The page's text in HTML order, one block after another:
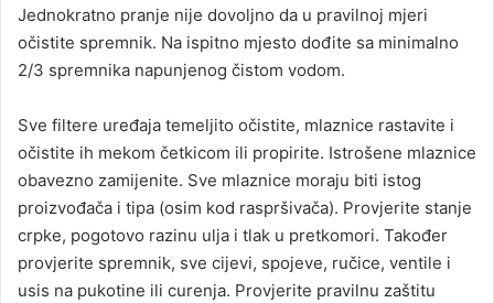
Jednokratno pranje nije dovoljno da u pravilnoj mjeri
očistite spremnik. Na ispitno mjesto dođite sa minimalno
2/3 spremnika napunjenog čistom vodom.
Sve filtere uređaja temeljito očistite, mlaznice rastavite i
očistite ih mekom četkicom ili propirite. Istrošene mlaznice
obavezno zamijenite. Sve mlaznice moraju biti istog
proizvođača i tipa (osim kod raspršivača). Provjerite stanje
crpke, pogotovo razinu ulja i tlak u pretkomori. Također
provjerite spremnik, sve cijevi, spojeve, ručice, ventile i
usis na pukotine ili curenja. Provjerite pravilnu zaštitu